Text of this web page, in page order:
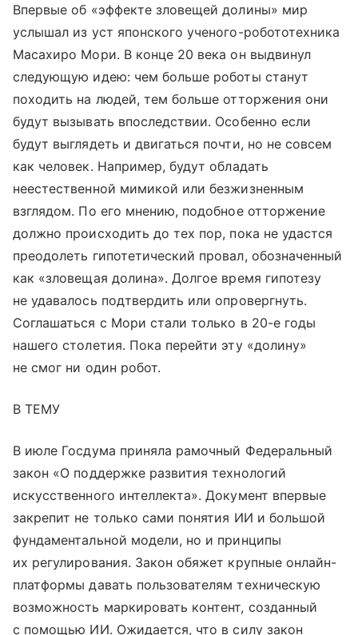
Впервые об «эффекте зловещей долины» мир
услышал из уст японского ученого-робототехника
Масахиро Мори. В конце 20 века он выдвинул
следующую идею: чем больше роботы станут
походить на людей, тем больше отторжения они
будут вызывать впоследствии. Особенно если
будут выглядеть и двигаться почти, но не совсем
как человек. Например, будут обладать
неестественной мимикой или безжизненным
взглядом. По его мнению, подобное отторжение
должно происходить до тех пор, пока не удастся
преодолеть гипотетический провал, обозначенный
как «зловещая долина». Долгое время гипотезу
не удавалось подтвердить или опровергнуть.
Соглашаться с Мори стали только в 20-е годы
нашего столетия. Пока перейти эту «долину»
не смог ни один робот.
В ТЕМУ
В июле Госдума приняла рамочный Федеральный
закон «О поддержке развития технологий
искусственного интеллекта». Документ впервые
закрепит не только сами понятия ИИ и большой
фундаментальной модели, но и принципы
их регулирования. Закон обяжет крупные онлайн-
платформы давать пользователям техническую
возможность маркировать контент, созданный
с помощью ИИ. Ожидается, что в силу закон